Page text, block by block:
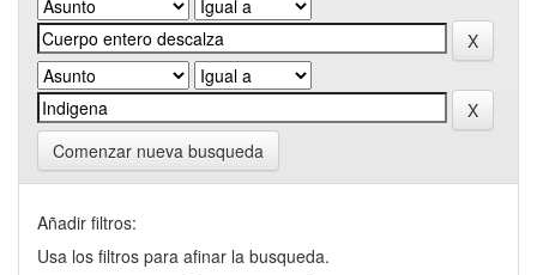
Comenzar nueva busqueda
Añadir filtros:
Usa los filtros para afinar la busqueda.